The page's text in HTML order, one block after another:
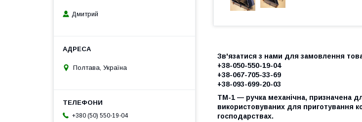
Зв'язатися з нами для замовлення
+38-050-550-19-04
+38-067-705-33-69
+38-093-699-20-03
ТМ-1 — ручка механічна, призначена
використовуваних для приготування
господарствах.
Дмитрий
Полтава, Україна
+380 (50) 550-19-04